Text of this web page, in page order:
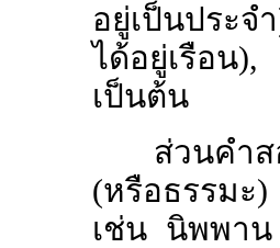
อยู่เป็นประ
ได้อยู่เรือน
เป็นต้น
ส่วนคำ
(หรือธรรมะ
เช่น นิพพา